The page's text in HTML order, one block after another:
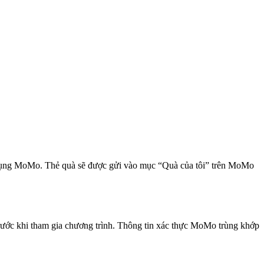
MoMo. Thẻ quà sẽ được gửi vào mục “Quà của tôi” trên MoMo
khi tham gia chương trình. Thông tin xác thực MoMo trùng khớp